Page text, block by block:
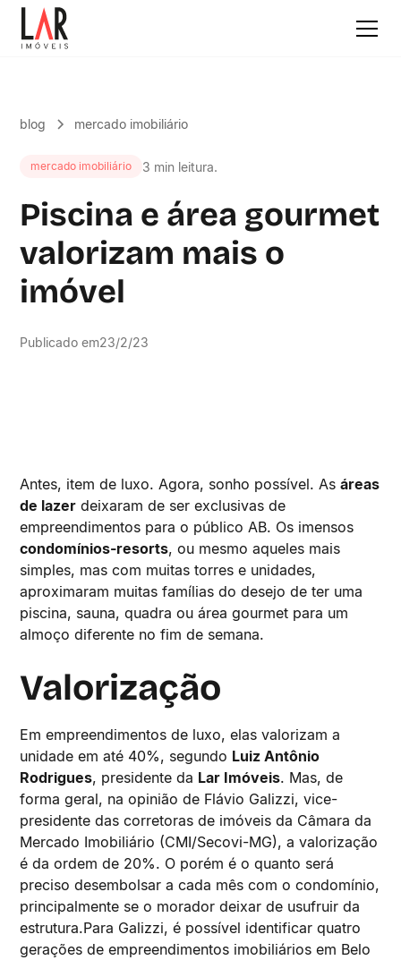
blog mercado imobiliário
mercado imobiliário 3 min leitura.
Piscina e área gourmet
valorizam mais o
imóvel
Publicado em23/2/23
Antes, item de luxo. Agora, sonho possível. Asáreas
de lazer deixaram de ser exclusivas de
empreendimentos para o público AB. Os imensos
condomínios-resorts, ou mesmo aqueles mais
simples, mas com muitas torres e unidades,
aproximaram muitas famílias do desejo de ter uma
piscina, sauna, quadra ou área gourmet para um
almoço diferente no fim de semana.
Valorização
Em empreendimentos de luxo, elas valorizam a
unidade em até 40%, segundo Luiz Antônio
Rodrigues, presidente da Lar Imóveis. Mas, de
forma geral, na opinião de Flávio Galizzi, vice-
presidente das corretoras de imóveis da Câmara da
Mercado Imobiliário (CMI/Secovi-MG), a valorização
é da ordem de 20%. O porém é o quanto será
preciso desembolsar a cada mês com o condomínio,
principalmente se o morador deixar de usufruir da
estrutura.Para Galizzi, é possível identificar quatro
gerações de empreendimentos imobiliários em Belo